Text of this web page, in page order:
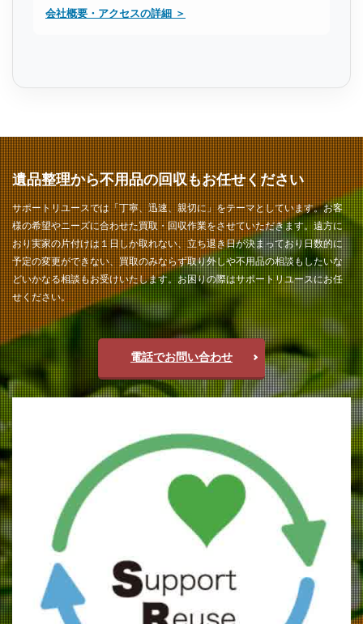
会社概要・アクセスの詳細 ＞
遺品整理から不用品の回収もお任せください
サポートリユースでは「丁寧、迅速、親切に」をテーマとしています。お客
様の希望やニーズに合わせた買取・回収作業をさせていただきます。遠方に
おり実家の片付けは１日しか取れない、立ち退き日が決まっており日数的に
予定の変更ができない、買取のみならず取り外しや不用品の相談もしたいな
どいかなる相談もお受けいたします。お困りの際はサポートリユースにお任
せください。
電話でお問い合わせ